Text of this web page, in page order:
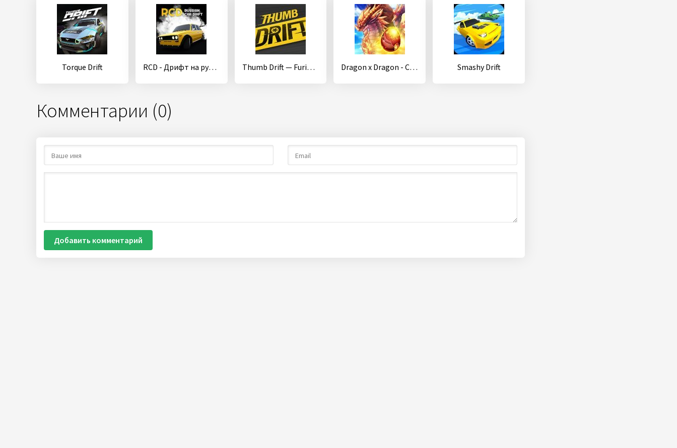
Torque Drift RCD - Дрифт на русских машинах Thumb Drift — Furious Car Drifting & Racing Game Dragon x Dragon - City Sim Game Smashy Drift
Комментарии (0)
Добавить комментарий